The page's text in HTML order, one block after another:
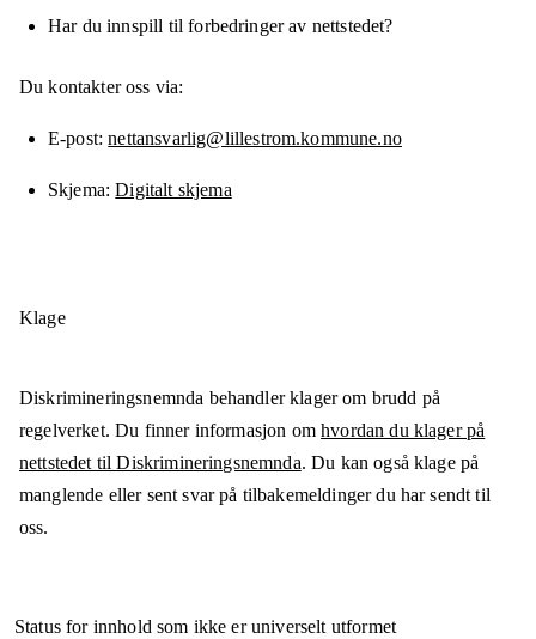
Har du innspill til forbedringer av nettstedet?
Du kontakter oss via:
E-post nettansvarlig@lillestrom.kommune.no
Skjema Digitalt skjema
Klage
Diskrimineringsnemnda behandler klager om brudd på
regelverket. Du finner informasjon omhvordan du klager på
nettstedet til Diskrimineringsnemnda. Du kan også klage på
manglende eller sent svar på tilbakemeldinger du har sendt til
oss.
Status for innhold som ikke er universelt utformet